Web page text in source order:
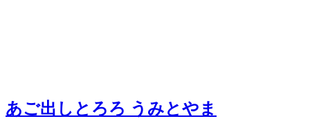
あご出しとろろ うみとやま